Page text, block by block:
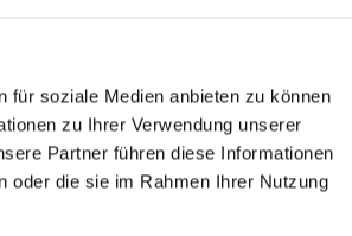
für soziale Medien anbieten zu können
zu Ihrer Verwendung unserer
Partner führen diese Informationen
oder die sie im Rahmen Ihrer Nutzung
Lesen Sie mehr
Elektrolift und